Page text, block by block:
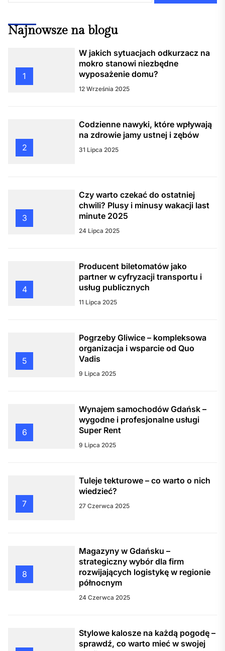
Najnowsze na blogu
1
W jakich sytuacjach odkurzacz na
mokro stanowi niezbędne
wyposażenie domu?
12 Września 2025
2
Codzienne nawyki, które wpływają
na zdrowie jamy ustnej i zębów
31 Lipca 2025
3
Czy warto czekać do ostatniej
chwili? Plusy i minusy wakacji last
minute 2025
24 Lipca 2025
4
Producent biletomatów jako
partner w cyfryzacji transportu i
usług publicznych
11 Lipca 2025
5
Pogrzeby Gliwice – kompleksowa
organizacja i wsparcie od Quo
Vadis
9 Lipca 2025
6
Wynajem samochodów Gdańsk –
wygodne i profesjonalne usługi
Super Rent
9 Lipca 2025
7
Tuleje tekturowe – co warto o nich
wiedzieć?
27 Czerwca 2025
8
Magazyny w Gdańsku –
strategiczny wybór dla firm
rozwijających logistykę w regionie
północnym
24 Czerwca 2025
Stylowe kalosze na każdą pogodę –
sprawdź, co warto mieć w swojej